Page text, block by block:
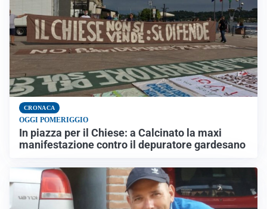
CRONACA
OGGI POMERIGGIO
In piazza per il Chiese: a Calcinato la maxi
manifestazione contro il depuratore gardesano